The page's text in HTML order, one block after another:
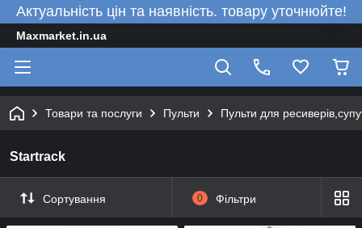
Актуальність цін та наявність. товару уточнюйте!
Maxmarket.in.ua
Товари та послуги Пульти Пульти для
Startrack
Сортування 0 Фільтри